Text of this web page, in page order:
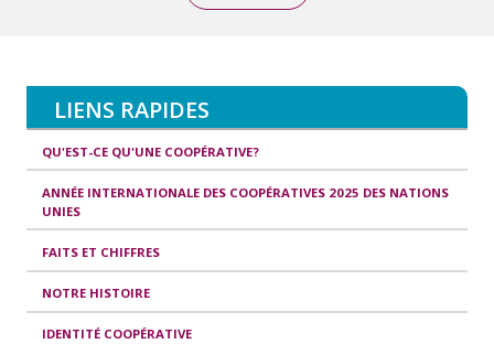
LIENS RAPIDES
QU'EST-CE QU'UNE COOPÉRATIVE?
ANNÉE INTERNATIONALE DES COOPÉRATIVES 2025 DES NATIONS
UNIES
FAITS ET CHIFFRES
NOTRE HISTOIRE
IDENTITÉ COOPÉRATIVE